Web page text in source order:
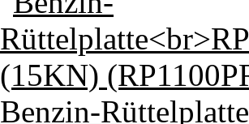
Benzin-Rüttelplatte